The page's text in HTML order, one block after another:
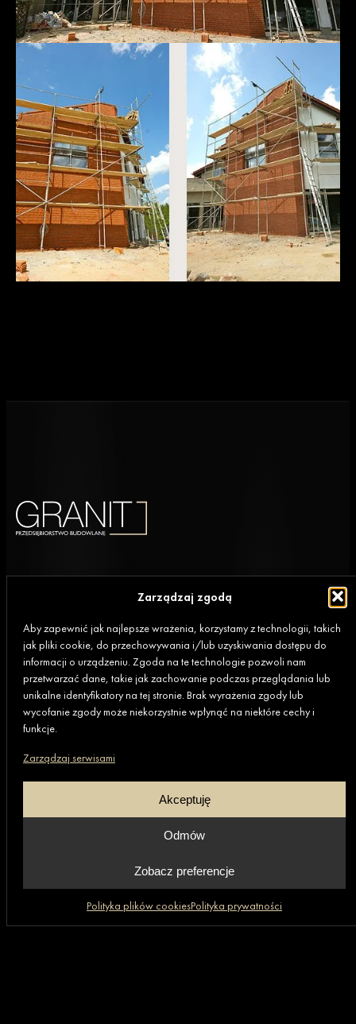
Zarządzaj zgodą
Aby zapewnić jak najlepsze wrażenia, korzystamy z technologii, takich
jak pliki cookie, do przechowywania i/lub uzyskiwania dostępu do
informacji o urządzeniu. Zgoda na te technologie pozwoli nam
przetwarzać dane, takie jak zachowanie podczas przeglądania lub
unikalne identyfikatory na tej stronie. Brak wyrażenia zgody lub
wycofanie zgody może niekorzystnie wpłynąć na niektóre cechy i
funkcje.
Zarządzaj serwisami
Akceptuję
Odmów
Zobacz preferencje
Polityka plików cookiesPolityka prywatności
al. Rzeczypospolitej 4D/177 (II piętro)
+48 669 472 648
Grupa GRANIT
Strona główna
Informacje
Polityka prywatności
Informacje o realizacji
strategii podatkowej
Ogólne warunki zakupu
Kontakt